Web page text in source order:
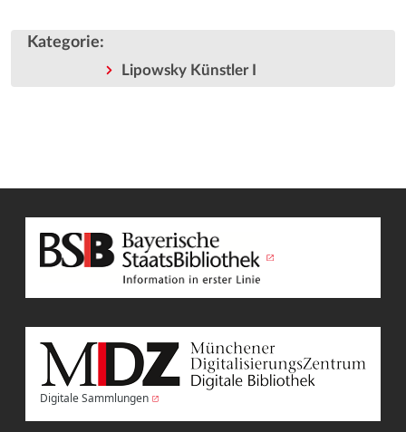
Kategorie:
Lipowsky Künstler I
Digitale Sammlungen